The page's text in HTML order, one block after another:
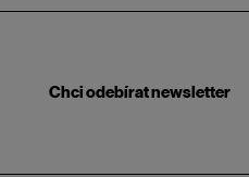
Chci odebírat newsletter